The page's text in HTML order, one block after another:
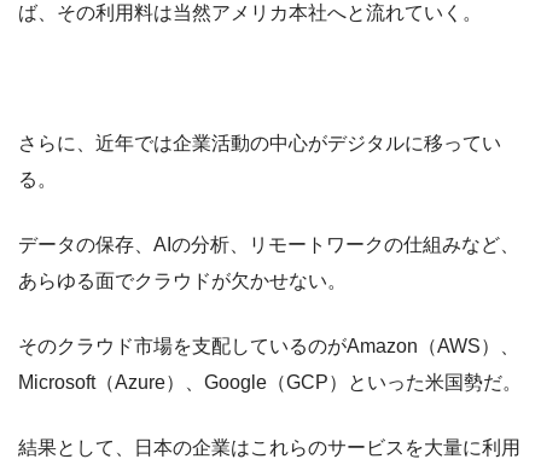
ば、その利用料は当然アメリカ本社へと流れていく。
さらに、近年では企業活動の中心がデジタルに移ってい
る。
データの保存、AIの分析、リモートワークの仕組みなど、
あらゆる面でクラウドが欠かせない。
そのクラウド市場を支配しているのがAmazon（AWS）、
Microsoft（Azure）、Google（GCP）といった米国勢だ。
結果として、日本の企業はこれらのサービスを大量に利用